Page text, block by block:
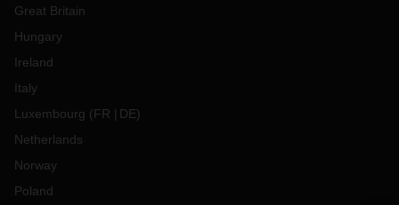
Great Britain
Hungary
Ireland
Italy
Luxembourg (FR DE)
Netherlands
Norway
Poland